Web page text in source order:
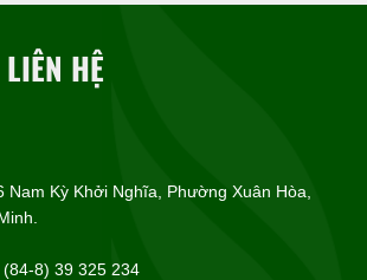
HỆ
Nam Kỳ Khởi Nghĩa, Phường Xuân Hòa,
(84-8) 39 325 234